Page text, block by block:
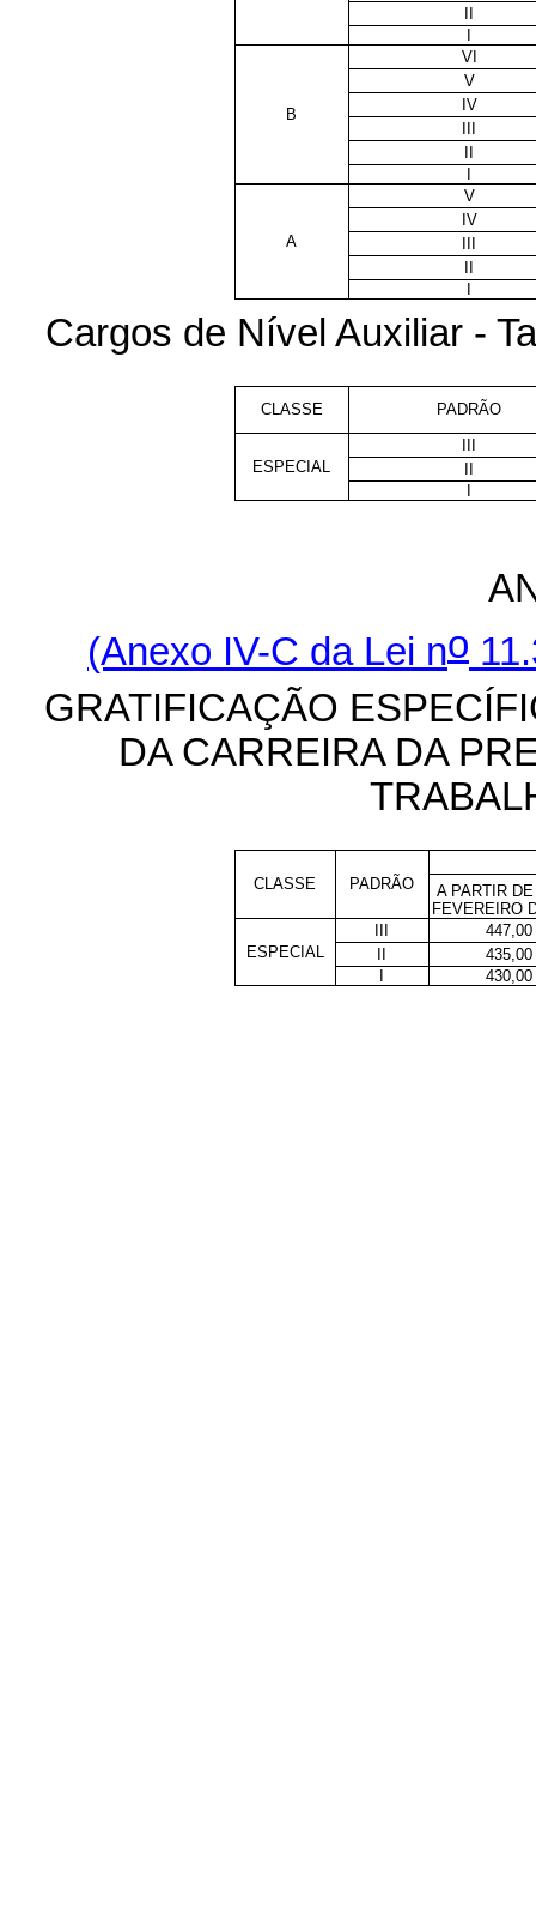
II
I
B
VI
V
IV
III
II
I
A
V
IV
III
II
I
Cargos de Nível Auxiliar -
CLASSE PADRÃO
ESPECIAL
III
II
I
(Anexo IV-C da Lei no
GRATIFICAÇÃO
DA CARREIRA DA
CLASSE PADRÃO
A PARTIR
FEVEREIRO
ESPECIAL
447,00
435,00
430,00